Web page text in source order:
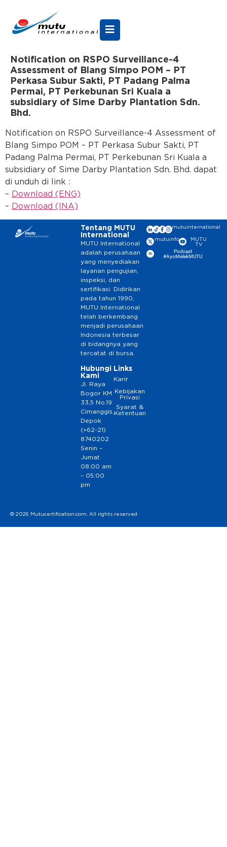
Notification on RSPO Surveillance-4
Assessment of Blang Simpo POM – PT
Perkasa Subur Sakti, PT Padang Palma
Permai, PT Perkebunan Sri Kuala a
subsidiary of Sime Darby Plantation Sdn.
Bhd.
Notification on RSPO Surveillance-4 Assessment of
Blang Simpo POM – PT Perkasa Subur Sakti, PT
Padang Palma Permai, PT Perkebunan Sri Kuala a
subsidiary of Sime Darby Plantation Sdn. Bhd. dapat
di unduh di link :
– Download (ENG)
– Download (INA)
Tentang MUTU
International
MUTU International
adalah perusahaan
yang menyediakan
layanan pengujian,
inspeksi, dan
sertifikasi. Didirikan
pada tahun 1990,
MUTU International
telah berkembang
menjadi perusahaan
Indonesia terbesar
di bidangnya yang
tercatat di bursa.
Hubungi
Kami
Jl. Raya
Bogor KM
33,5 No.19
Cimanggis,
Depok
(+62-21)
8740202
Senin –
Jumat
08:00 am
– 05:00
pm
Links
Karir
Kebijakan
Privasi
Syarat &
Ketentuan
mutuinternational
mutuinfo
MUTU
TV
Podcast
#AyoMelekMUTU
© 2026 Mutucertification.com. All rights reserved